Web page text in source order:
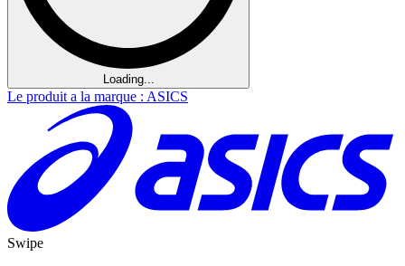
Loading...
Le produit a la marque : ASICS
Swipe